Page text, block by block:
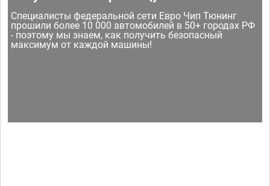
Специалисты федеральной сети Евро Чип Тюнинг
прошили более 10 000 автомобилей в 50+ городах РФ
- поэтому мы знаем, как получить безопасный
максимум от каждой машины!